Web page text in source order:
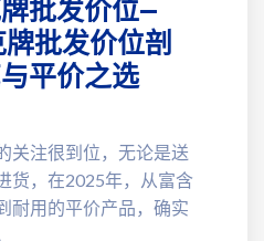
批发价位—
批发价位剖
平价之选
关注很到位，无论是送
货，在2025年，从富含
耐用的平价产品，确实